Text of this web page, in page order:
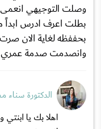
وصلت التوجيهي
بطلت اعرف ادرس
بحففظه لغاية الان
وانصدمت صدمة عمري
الدكتورة
اهلا بك يا